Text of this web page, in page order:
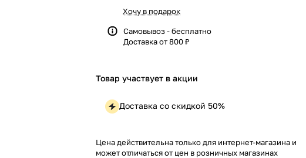
Хочу в подарок
Самовывоз - бесплатно
Доставка от 800 ₽
Товар участвует в акции
Доставка со скидкой 50%
Цена действительна только для интернет-магазина и
может отличаться от цен в розничных магазинах